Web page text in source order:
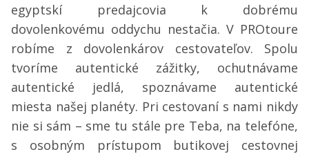
egyptskí predajcovia k dobrému
dovolenkovému oddychu nestačia. V PROtoure
robíme z dovolenkárov cestovateľov. Spolu
tvoríme autentické zážitky, ochutnávame
autentické jedlá, spoznávame autentické
miesta našej planéty. Pri cestovaní s nami nikdy
nie si sám – sme tu stále pre Teba, na telefóne,
s osobným prístupom butikovej cestovnej